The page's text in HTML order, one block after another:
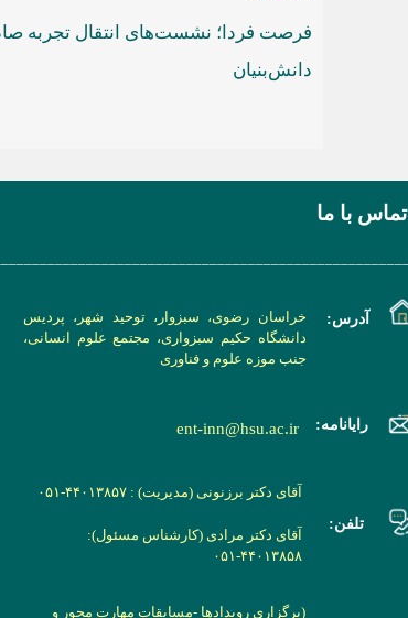
فرصت فردا؛ نشست‌های انتقال تجربه
دانش‌بنیان
تماس با ما
آدرس:
خراسان رضوی، سبزوار، توحید شهر، پردیس
دانشگاه حکیم سبزواری، مجتمع علوم انسانی،
جنب موزه علوم و فناوری
رایانامه: ent-inn@hsu.ac.ir
تلفن:
آقای دکتر برزنونی (مدیریت) : ۴۴۰۱۳۸۵۷-۰۵۱
آقای دکتر مرادی (کارشناس مسئول):
۴۴۰۱۳۸۵۸-۰۵۱
(برگزاری رویدادها -مسابقات مهارت محور و